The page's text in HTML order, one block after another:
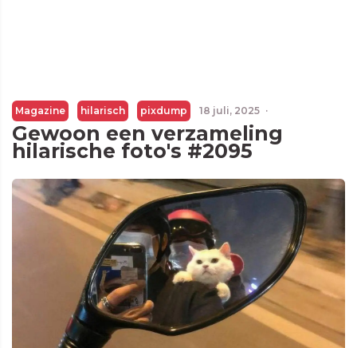
Magazine hilarisch pixdump 18 juli, 2025 ·
Gewoon een verzameling
hilarische foto's #2095